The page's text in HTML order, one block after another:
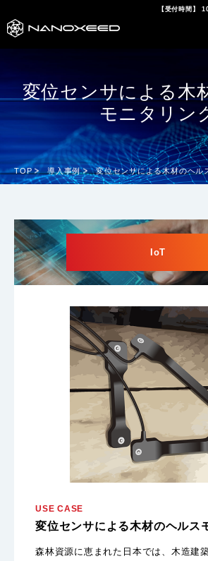
【受付時間】
変位センサによる木
モニタリン
TOP 導入事例 変位センサによる木材のヘル
IoT
USE CASE
変位センサによる木材のヘルス
森林資源に恵まれた日本では、木造建